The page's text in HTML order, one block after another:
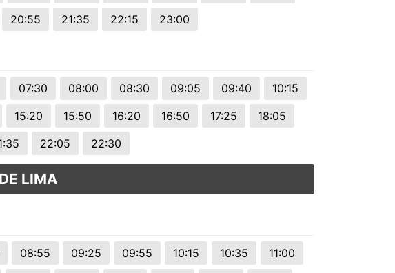
20:55 21:35 22:15 23:00
07:30 08:00 08:30 09:05 09:40
10:15
15:20 15:50 16:20 16:50 17:25
18:05
22:05 22:30
LIMA
08:55 09:25 09:55 10:15 10:35
11:00